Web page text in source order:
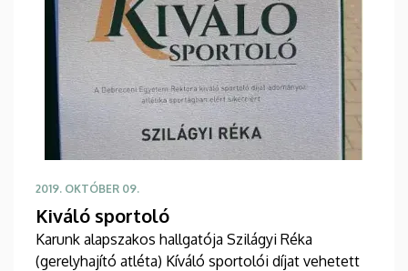
2019. OKTÓBER 09.
Kiváló sportoló
Karunk alapszakos hallgatója Szilágyi Réka
(gerelyhajító atléta) Kíváló sportolói díjat vehetett